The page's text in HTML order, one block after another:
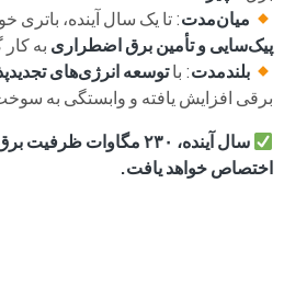
میان‌مدت: تا یک سال آینده، باتری
پیک‌سایی و تأمین برق اضطراری به
بلندمدت: باتوسعه انرژی‌های
برقی افزایش یافته و وابستگی به
سال آینده، ۲۳۰ مگاوات
اختصاص خواهد یافت.